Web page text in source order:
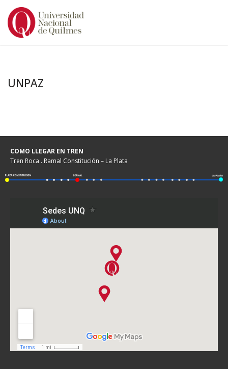
Ir
UNPAZ
COMO LLEGAR EN TREN
Tren Roca . Ramal Constitución – La Plata